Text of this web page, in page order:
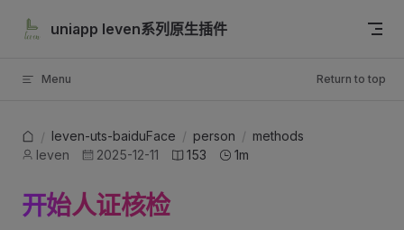
Skip to content
uniapp leven系列原生插件
Menu Return to top
/ leven-uts-baiduFace / person / methods
leven
2025-12-11 153 1m
开始人证核检